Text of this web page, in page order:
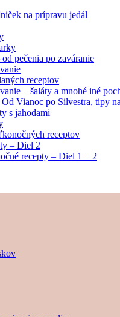
na prípravu jedál
pečenia po zaváranie
receptov
– šaláty a mnohé iné
Vianoc po Silvestra, tipy
s jahodami
receptov
– Diel 2
recepty – Diel 1 + 2